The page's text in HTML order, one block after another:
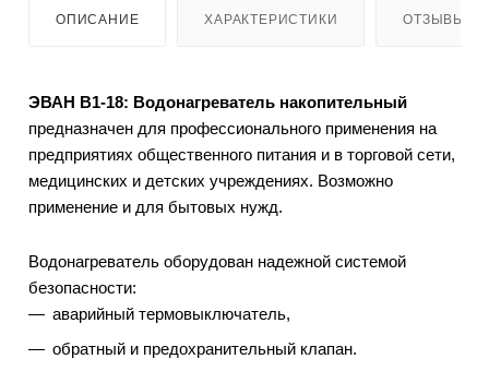
ОПИСАНИЕ ХАРАКТЕРИСТИКИ ОТЗЫВЫ
ЭВАН В1-18: Водонагреватель накопительный
предназначен для профессионального применения на
предприятиях общественного питания и в торговой сети,
медицинских и детских учреждениях. Возможно
применение и для бытовых нужд.
Водонагреватель оборудован надежной системой
безопасности:
аварийный термовыключатель,
обратный и предохранительный клапан.